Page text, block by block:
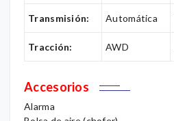
Transmisión: Automática
Tracción: AWD
Accesorios
Alarma